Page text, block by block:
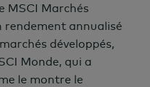
MSCI Marchés
rendement annualisé
développés,
Monde, qui a
le montre le